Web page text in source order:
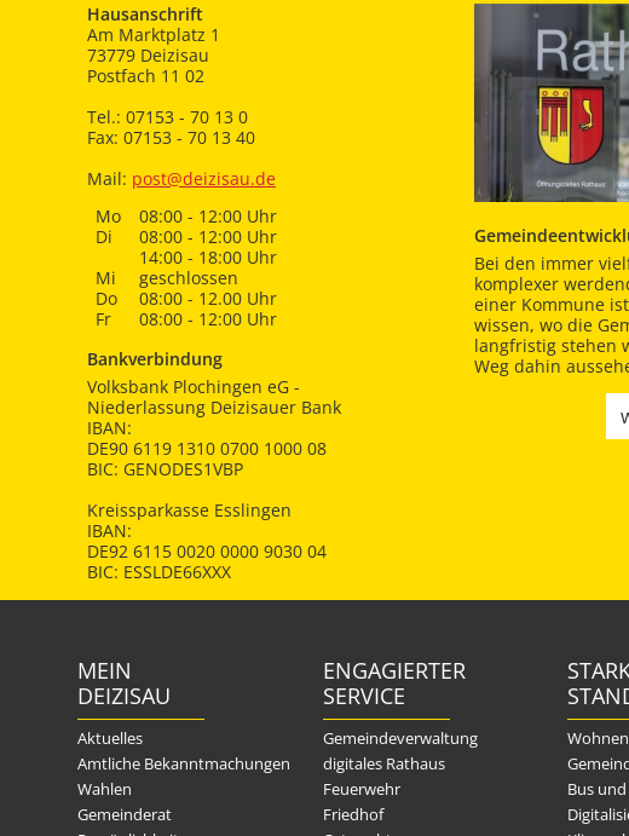
Hausanschrift
Am Marktplatz 1
73779 Deizisau
Postfach 11 02
Tel.: 07153 - 70 13 0
Fax: 07153 - 70 13 40
Mail: post@deizisau.de
Mo
08:00 - 12:00 Uhr
Di
08:00 - 12:00 Uhr
14:00 - 18:00 Uhr
Mi
geschlossen
Do
08:00 - 12.00 Uhr
Fr
08:00 - 12:00 Uhr
Bankverbindung
Volksbank Plochingen eG -
Niederlassung Deizisauer Bank
IBAN:
DE90 6119 1310 0700 1000 08
BIC: GENODES1VBP
Kreissparkasse Esslingen
IBAN:
DE92 6115 0020 0000 9030 04
BIC: ESSLDE66XXX
Bei den immer
komplexer
einer Kommune
wissen, wo die
langfristig stehen
Weg dahin
MEIN
DEIZISAU
Aktuelles
Amtliche Bekanntmachungen
Wahlen
Gemeinderat
ENGAGIERTER
SERVICE
Gemeindeverwaltung
digitales Rathaus
Feuerwehr
Friedhof
Wohnen
Bus